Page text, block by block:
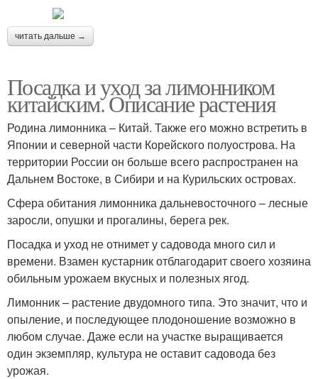
читать дальше →
Посадка и уход за лимонником
китайским. Описание растения
Родина лимонника – Китай. Также его можно встретить в
Японии и северной части Корейского полуострова. На
территории России он больше всего распространен на
Дальнем Востоке, в Сибири и на Курильских островах.
Сфера обитания лимонника дальневосточного – лесные
заросли, опушки и прогалины, берега рек.
Посадка и уход не отнимет у садовода много сил и
времени. Взамен кустарник отблагодарит своего хозяина
обильным урожаем вкусных и полезных ягод.
Лимонник – растение двудомного типа. Это значит, что и
опыление, и последующее плодоношение возможно в
любом случае. Даже если на участке выращивается
один экземпляр, культура не оставит садовода без
урожая.